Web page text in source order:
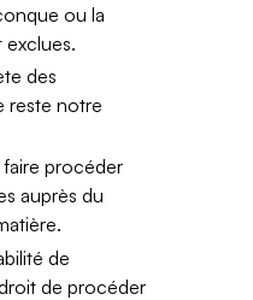
ou la
des
reste notre
faire procéder
auprès du
de
de procéder